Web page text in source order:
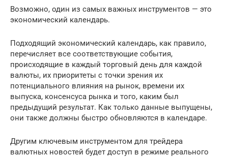
Возможно, один из самых важных инструментов — это
экономический календарь.
Подходящий экономический календарь, как правило,
перечисляет все соответствующие события,
происходящие в каждый торговый день для каждой
валюты, их приоритеты с точки зрения их
потенциального влияния на рынок, времени их
выпуска, консенсуса рынка и того, каким был
предыдущий результат. Как только данные выпущены,
они также должны быстро обновляются в календаре.
Другим ключевым инструментом для трейдера
валютных новостей будет доступ в режиме реального